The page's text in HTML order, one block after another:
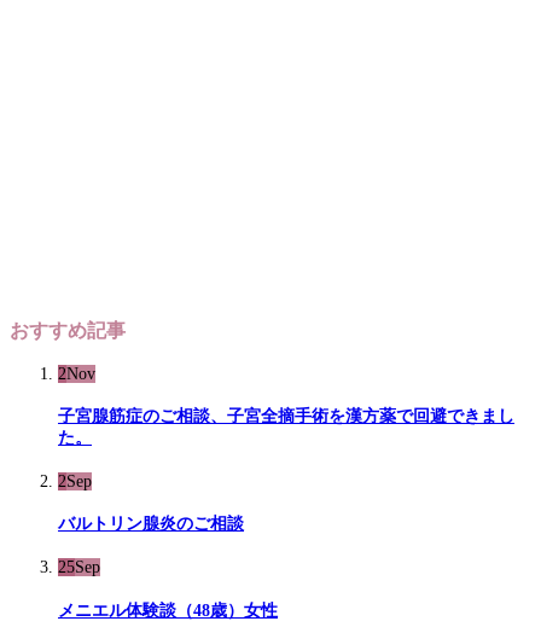
おすすめ記事
2Nov
子宮腺筋症のご相談、子宮全摘手術を漢方薬で回避できまし
た。
2Sep
バルトリン腺炎のご相談
25Sep
メニエル体験談（48歳）女性